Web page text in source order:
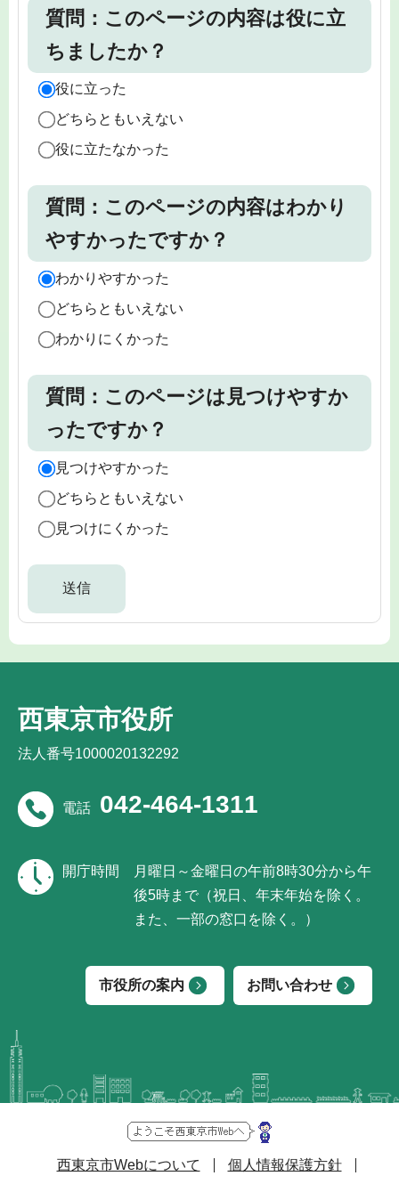
質問：このページの内容は役に立
ちましたか？
役に立った
どちらともいえない
役に立たなかった
質問：このページの内容はわかり
やすかったですか？
わかりやすかった
どちらともいえない
わかりにくかった
質問：このページは見つけやすか
ったですか？
見つけやすかった
どちらともいえない
見つけにくかった
西東京市役所
法人番号1000020132292
電話 042-464-1311
開庁時間
月曜日～金曜日の午前8時30分から午
後5時まで（祝日、年末年始を除く。
また、一部の窓口を除く。）
市役所の案内 お問い合わせ
西東京市Webについて 個人情報保護方針